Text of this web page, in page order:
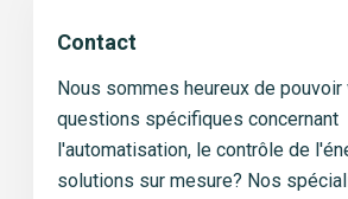
Contact
Nous sommes heureux de pouvoir
questions spécifiques concernant
l'automatisation, le contrôle de
solutions sur mesure? Nos